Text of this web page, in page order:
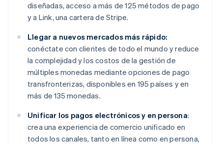
diseñadas, acceso a más de 125 métodos de pago
y a Link, una cartera de Stripe.
Llegar a nuevos mercados más rápido:
conéctate con clientes de todo el mundo y reduce
la complejidad y los costos de la gestión de
múltiples monedas mediante opciones de pago
transfronterizas, disponibles en 195 países y en
más de 135 monedas.
Unificar los pagos electrónicos y en persona:
crea una experiencia de comercio unificado en
todos los canales, tanto en línea como en persona,